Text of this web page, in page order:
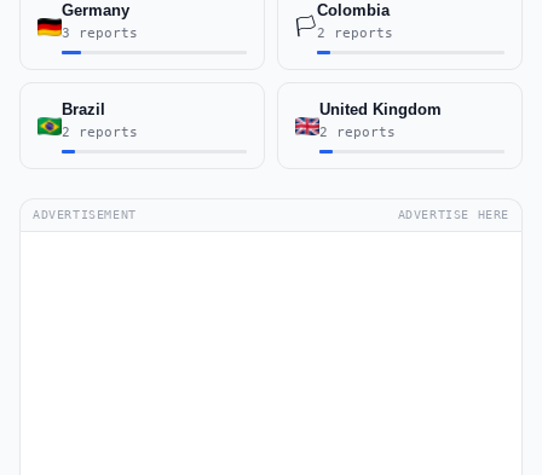
Germany
3 reports 🏳️
Colombia
2 reports
Brazil
2 reports
United Kingdom
2 reports
ADVERTISEMENT ADVERTISE HERE